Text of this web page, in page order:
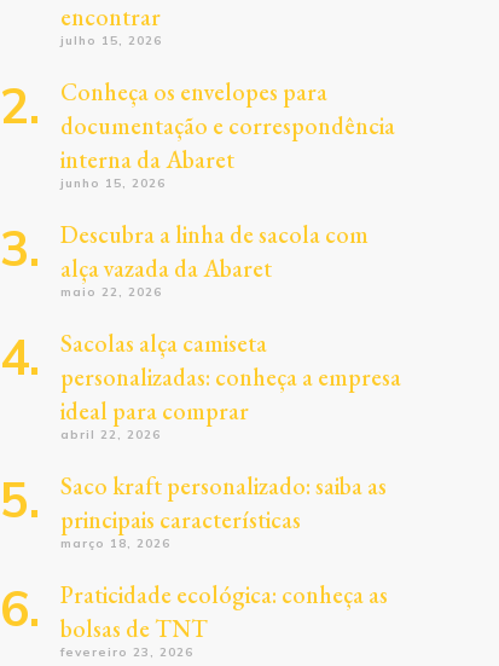
encontrar
julho 15, 2026
Conheça os envelopes para
documentação e correspondência
interna da Abaret
junho 15, 2026
Descubra a linha de sacola com
alça vazada da Abaret
maio 22, 2026
Sacolas alça camiseta
personalizadas: conheça a empresa
ideal para comprar
abril 22, 2026
Saco kraft personalizado: saiba as
principais características
março 18, 2026
Praticidade ecológica: conheça as
bolsas de TNT
fevereiro 23, 2026